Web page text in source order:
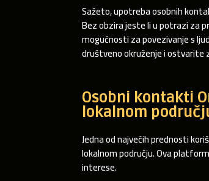
Sažeto, upotreba osobnih
Bez obzira jeste li u potrazi za
mogućnosti za povezivanje s
društveno okruženje i ostvarite
Osobni kontakti
lokalnom
Jedna od najvećih prednosti
lokalnom području. Ova
interese.